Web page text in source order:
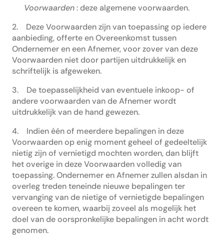
Voorwaarden: deze algemene voorwaarden.
2. Deze Voorwaarden zijn van toepassing op iedere
aanbieding, offerte en Overeenkomst tussen
Ondernemer en een Afnemer, voor zover van deze
Voorwaarden niet door partijen uitdrukkelijk en
schriftelijk is afgeweken.
3. De toepasselijkheid van eventuele inkoop- of
andere voorwaarden van de Afnemer wordt
uitdrukkelijk van de hand gewezen.
4. Indien één of meerdere bepalingen in deze
Voorwaarden op enig moment geheel of gedeeltelijk
nietig zijn of vernietigd mochten worden, dan blijft
het overige in deze Voorwaarden volledig van
toepassing. Ondernemer en Afnemer zullen alsdan in
overleg treden teneinde nieuwe bepalingen ter
vervanging van de nietige of vernietigde bepalingen
overeen te komen, waarbij zoveel als mogelijk het
doel van de oorspronkelijke bepalingen in acht wordt
genomen.